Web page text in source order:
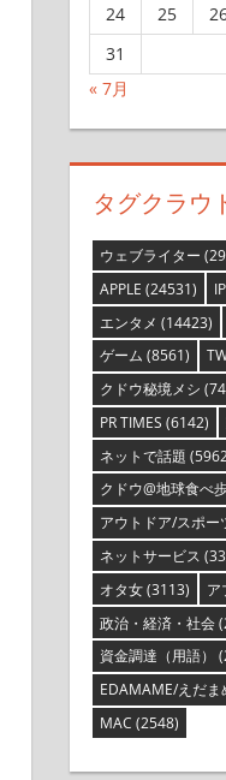
24
25
31
« 7月
タグクラウ
ウェブライター
APPLE (24531)
エンタメ (14423)
ゲーム (8561)
クドウ秘境メシ
PR TIMES (6142)
ネットで話題
クドウ@地球食べ
アウトドア/スポー
ネットサービス
オタ女(3113) ア
政治・経済・社会
資金調達（用語）
EDAMAME/えだま
MAC (2548)